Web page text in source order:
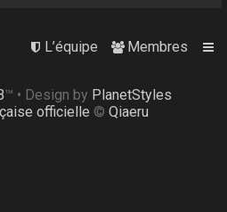
Membres
L’équipe
™ • Design by PlanetStyles
officielle © Qiaeru